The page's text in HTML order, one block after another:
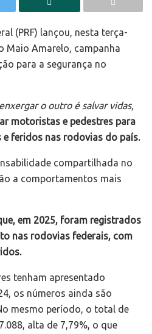
(PRF) lançou, nesta terça-
Maio Amarelo, campanha
para a segurança no
o outro é salvar vidas,
motoristas e pedestres para
feridos nas rodovias do país.
compartilhada no
a comportamentos mais
em 2025, foram registrados
nas rodovias federais, com
tenham apresentado
os números ainda são
mesmo período, o total de
alta de 7,79%, o que